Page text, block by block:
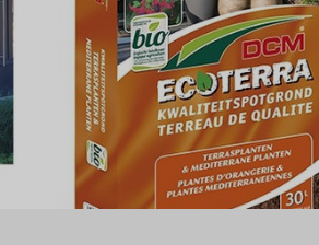
Blüteform
Windbeständigkeit
Winterhärte
Biodiversität